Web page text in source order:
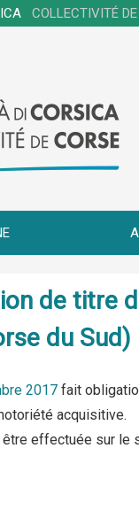
COLLECTIVITÉ
de titre
du Sud)
2017 fait
acquisitive.
être effectuée sur